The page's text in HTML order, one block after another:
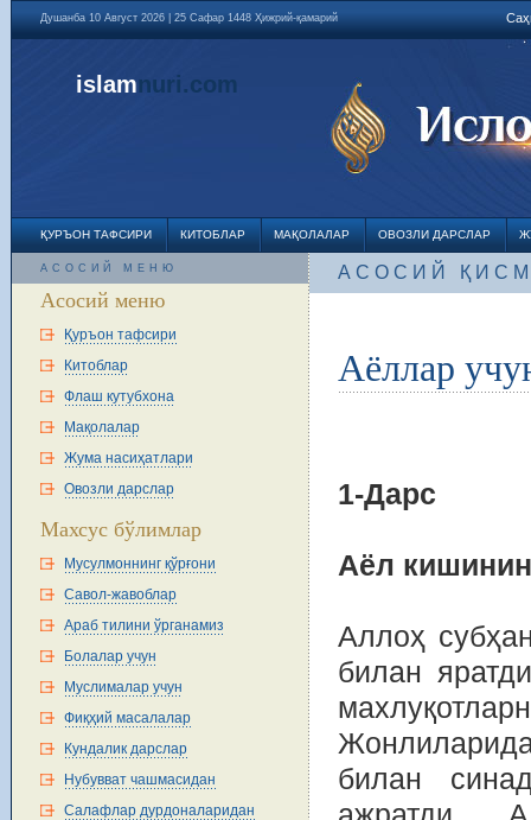
Душанба 10 Август 2026 | 25 Сафар 1448 Ҳижрий-қамарий
islamnuri.com
ҚУРЪОН ТАФСИРИ КИТОБЛАР МАҚОЛАЛАР ОВОЗЛИ ДАРСЛАР
АСОСИЙ МЕНЮ
Асосий меню
Қуръон тафсири
Китоблар
Флаш кутубхона
Мақолалар
Жума насиҳатлари
Овозли дарслар
Махсус бўлимлар
Мусулмоннинг қўрғони
Савол-жавоблар
Араб тилини ўрганамиз
Болалар учун
Муслималар учун
Фиқҳий масалалар
Кундалик дарслар
Нубувват чашмасидан
Салафлар дурдоналаридан
АСОСИЙ
Аёллар
1-Дарс
Аёл
Аллоҳ
билан
билан